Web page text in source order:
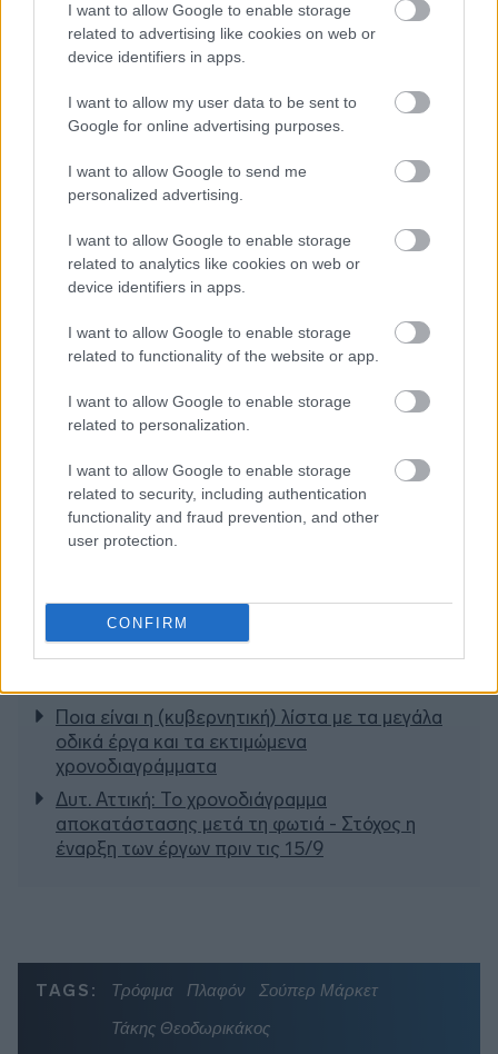
I want to allow Google to enable storage
related to advertising like cookies on web or
device identifiers in apps.
I want to allow my user data to be sent to
Google for online advertising purposes.
I want to allow Google to send me
personalized advertising.
I want to allow Google to enable storage
related to analytics like cookies on web or
device identifiers in apps.
I want to allow Google to enable storage
related to functionality of the website or app.
I want to allow Google to enable storage
related to personalization.
I want to allow Google to enable storage
related to security, including authentication
functionality and fraud prevention, and other
user protection.
CONFIRM
χονδρεμπόριο, τα σούπερ μάρκετ και τις
εταιρείες που διακινούν αυτά τα προϊόντα.
Ακολουθήστε τοinsider.gr στο Google News
και μάθετε
πρώτοι όλες τις ειδήσειςαπό την Ελλάδα και τον κόσμο.
Η χαμηλή… απόδοση Μητσοτάκη στις
στοιχηματικές - Ποιος επισκέφθηκε τα
πυρόπληκτα ζωάκια - Το μισογεμάτο ποτήρι
Ποια είναι η (κυβερνητική) λίστα με τα μεγάλα
οδικά έργα και τα εκτιμώμενα
χρονοδιαγράμματα
Δυτ. Αττική: Το χρονοδιάγραμμα
αποκατάστασης μετά τη φωτιά - Στόχος η
έναρξη των έργων πριν τις 15/9
TAGS: Τρόφιμα Πλαφόν
Σούπερ Μάρκετ
Τάκης Θεοδωρικάκος